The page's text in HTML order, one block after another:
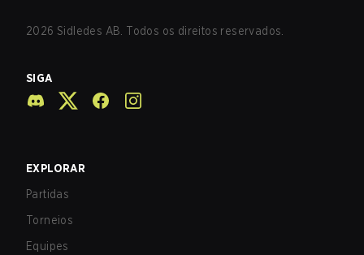
2026 Sidledes AB. Todos os direitos reservados.
SIGA
EXPLORAR
Partidas
Torneios
Equipes